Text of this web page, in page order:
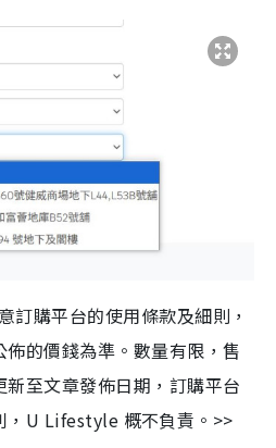
訂購平台的使用條款及細則，
的價錢為準。數量有限，售
至文章發佈日期，訂購平台
，U Lifestyle 概不負責。>>